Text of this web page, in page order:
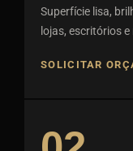
Superfície lisa,
lojas, escritórios
SOLICITAR